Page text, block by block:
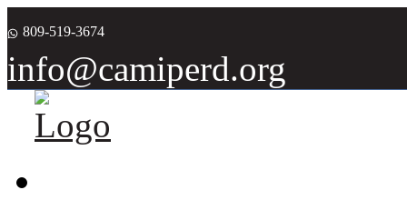
809-519-3674
info@camiperd.org